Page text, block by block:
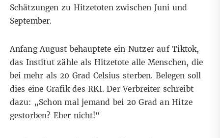
Schätzungen zu Hitzetoten zwischen Juni und
September.
Anfang August behauptete ein Nutzer aufTiktok,
das Institut zähle als Hitzetote alle Menschen, die
bei mehr als 20 Grad Celsius sterben. Belegen soll
dies eine Grafik des RKI. Der Verbreiter schreibt
dazu: „Schon mal jemand bei 20 Grad an Hitze
gestorben? Eher nicht!“